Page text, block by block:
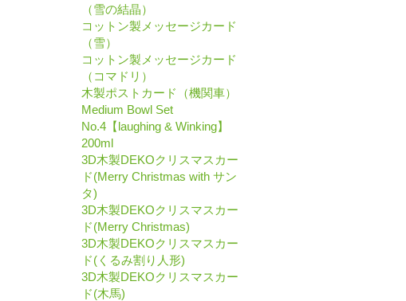
（雪の結晶）
コットン製メッセージカード
（雪）
コットン製メッセージカード
（コマドリ）
木製ポストカード（機関車）
Medium Bowl Set
No.4【laughing & Winking】
200ml
3D木製DEKOクリスマスカー
ド(Merry Christmas with サン
タ)
3D木製DEKOクリスマスカー
ド(Merry Christmas)
3D木製DEKOクリスマスカー
ド(くるみ割り人形)
3D木製DEKOクリスマスカー
ド(木馬)